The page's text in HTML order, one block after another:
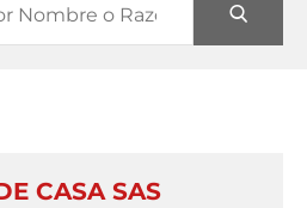
CASA SAS